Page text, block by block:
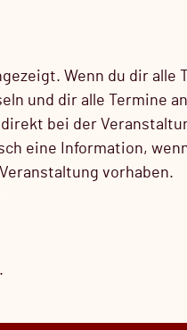
Wenn du dir
und dir alle Termine
direkt bei der
eine Information,
vorhaben.